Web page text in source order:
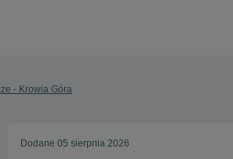
- Krowia Góra
Dodane 05 sierpnia 2026